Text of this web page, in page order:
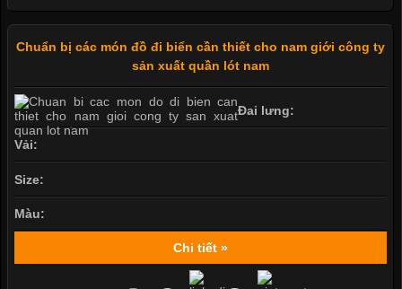
Chuẩn bị các món đồ đi biển cần thiết cho nam giới công ty
sản xuất quần lót nam
Đai lưng:
Vải:
Size:
Màu:
Chi tiết »